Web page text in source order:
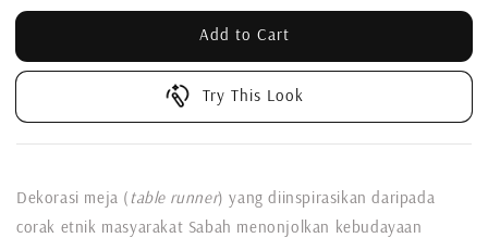
Add to Cart
Try This Look
Dekorasi meja (table runner) yang diinspirasikan daripada
corak etnik masyarakat Sabah menonjolkan kebudayaan